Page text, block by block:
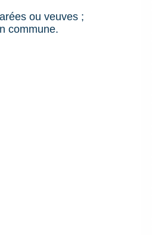
ou veuves ;
commune.